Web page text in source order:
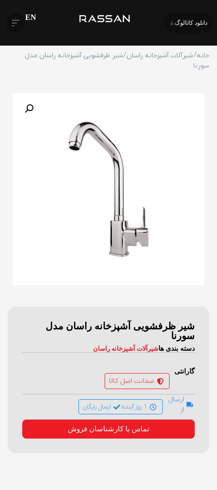
دانلود کاتالوگ
EN
خانه/شیرآلات آشپزخانه راسان/ شیر ظرفشویی آشپزخانه راسان مدل
سورنا
شیر ظرفشویی آشپزخانه راسان مدل
سورنا
دسته بندی هاشیرآلات آشپزخانه راسان
گارانتی
ضمانت اصل کالا
ارسال
از
1 روز آینده ارسال رایگان
تماس با کارشناسان فروش